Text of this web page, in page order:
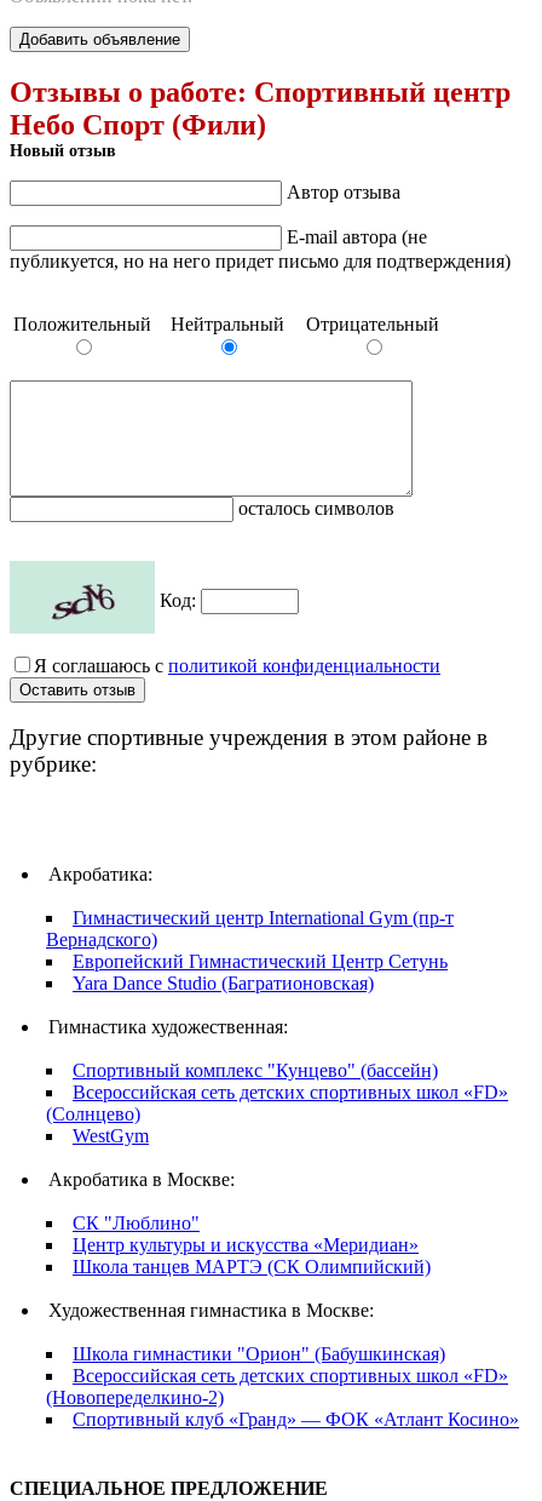
Добавить объявление
Отзывы о работе: Спортивный центр
Небо Спорт (Фили)
Новый отзыв
Автор отзыва
E-mail автора (не
публикуется, но на него придет письмо для подтверждения)
Положительный Нейтральный Отрицательный
осталось символов
Код:
Я соглашаюсь с политикой конфиденциальности
Другие спортивные учреждения в этом районе в
рубрике:
Акробатика:
Гимнастический центр International Gym (пр-т
Вернадского)
Европейский Гимнастический Центр Сетунь
Yara Dance Studio (Багратионовская)
Гимнастика художественная:
Спортивный комплекс "Кунцево" (бассейн)
Всероссийская сеть детских спортивных школ «FD»
(Солнцево)
WestGym
Акробатика в Москве:
СК "Люблино"
Центр культуры и искусства «Меридиан»
Школа танцев МАРТЭ (СК Олимпийский)
Художественная гимнастика в Москве:
Школа гимнастики "Орион" (Бабушкинская)
Всероссийская сеть детских спортивных школ «FD»
(Новопеределкино-2)
Спортивный клуб «Гранд» — ФОК «Атлант Косино»
СПЕЦИАЛЬНОЕ ПРЕДЛОЖЕНИЕ